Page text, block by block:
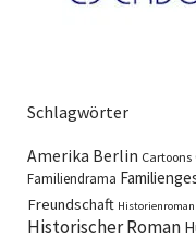
Schlagwörter
Amerika Berlin Cartoons
Familiendrama
Freundschaft Historienroman
Historischer Roman